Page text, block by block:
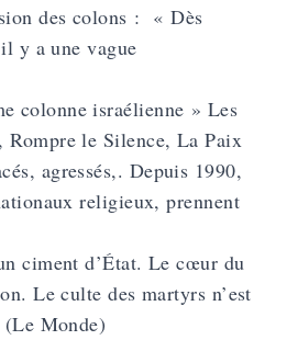
des colons : « Dès
y a une vague
colonne israélienne » Les
Rompre le Silence, La Paix
agressés,. Depuis 1990,
religieux, prennent
ciment d’État. Le cœur du
Le culte des martyrs n’est
(Le Monde)